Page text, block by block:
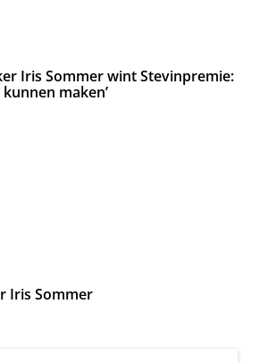
Iris Sommer wint Stevinpremie:
maken’
Iris Sommer